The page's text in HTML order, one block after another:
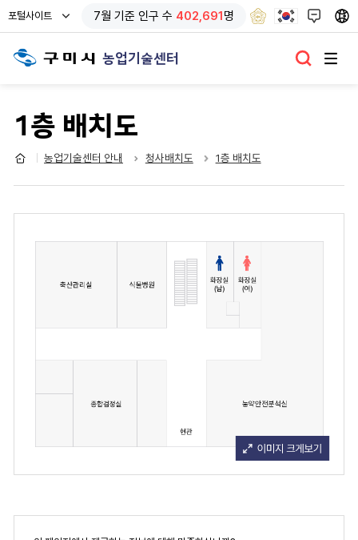
포털사이트 7월 기준 인구 수 402,691명
농업기술센터
1층 배치도
농업기술센터 안내 청사배치도 1층 배치도